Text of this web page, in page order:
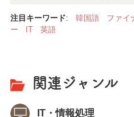
注目キーワード: 韓国語
ファイ
ー
IT 英語
関連ジャンル
IT・情報処理